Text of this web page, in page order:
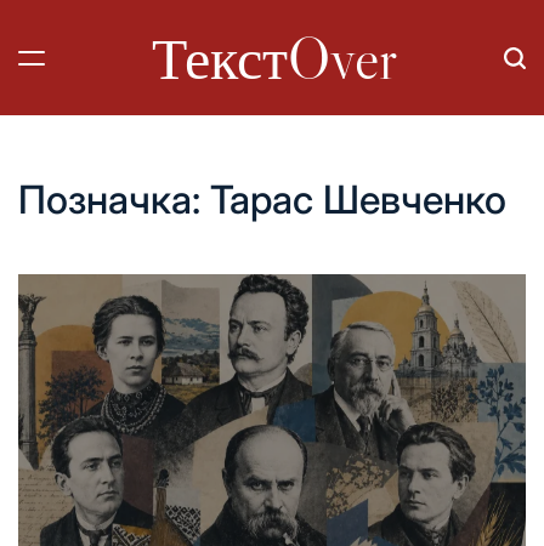
вмісту
ТекстOver
Позначка: Тарас Шевченко